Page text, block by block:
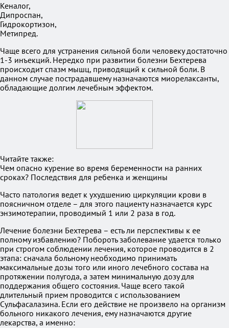
Кеналог,
Дипроспан,
Гидрокортизон,
Метипред.
Чаще всего для устранения сильной боли человеку достаточно
1-3 инъекций. Нередко при развитии болезни Бехтерева
происходит спазм мышц, приводящий к сильной боли. В
данном случае пострадавшему назначаются миорелаксанты,
обладающие долгим лечебным эффектом.
Читайте также:
Чем опасно курение во время беременности на ранних
сроках? Последствия для ребенка и женщины
Часто патология ведет к ухудшению циркуляции крови в
поясничном отделе – для этого пациенту назначается курс
энзимотерапии, проводимый 1 или 2 раза в год.
Лечение болезни Бехтерева – есть ли перспективы к ее
полному избавлению? Побороть заболевание удается только
при строгом соблюдении лечения, которое проводится в 2
этапа: сначала больному необходимо принимать
максимальные дозы того или иного лечебного состава на
протяжении полугода, а затем минимальную дозу для
поддержания общего состояния. Чаще всего такой
длительный прием проводится с использованием
Сульфасалазина. Если его действие не произвело на организм
больного никакого лечения, ему назначаются другие
лекарства, а именно: